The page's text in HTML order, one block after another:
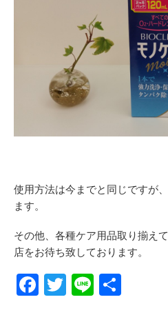
使用方法は今までと同じですが、
ます。
その他、各種ケア用品取り揃え
店をお待ち致しております。
F
T
Li